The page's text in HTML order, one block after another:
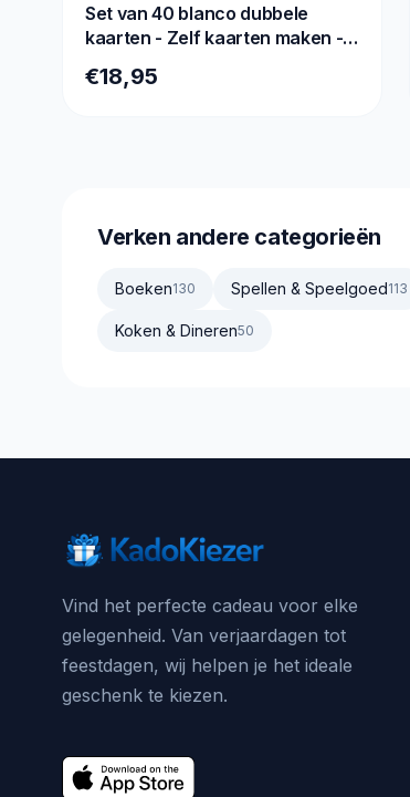
Set van 40 blanco dubbele
kaarten - Zelf kaarten maken -
€18,95
Verken andere categorieën
Boeken130 Spellen & Speelgoed113
Koken & Dineren50
Vind het perfecte cadeau voor elke
gelegenheid. Van verjaardagen tot
feestdagen, wij helpen je het ideale
geschenk te kiezen.